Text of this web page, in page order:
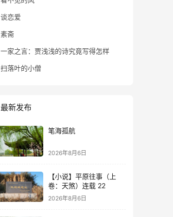
谈恋爱
素斋
一家之言：贾浅浅的诗究竟写得怎样
扫落叶的小僧
最新发布
笔海孤航
2026年8月6日
【小说】平原往事（上
卷：天煞）连载 22
2026年8月6日